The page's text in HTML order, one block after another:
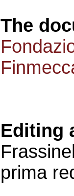
The
Editing
prima